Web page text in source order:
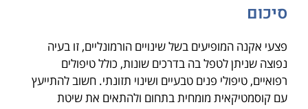
סיכום
פצעי אקנה המופיעים בשל שינויים הורמונליים, זו בעיה
נפוצה שניתן לטפל בה בדרכים שונות, כולל טיפולים
רפואיים, טיפולי פנים טבעיים ושינוי תזונתי. חשוב להתייעץ
עם קוסמטיקאית מומחית בתחום ולהתאים את שיטת